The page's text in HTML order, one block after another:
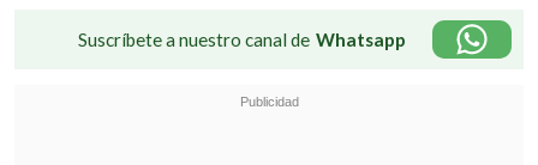
Suscríbete a nuestro canal de Whatsapp